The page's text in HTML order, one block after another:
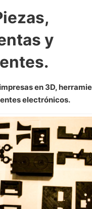
y
en 3D,
electrónicos.